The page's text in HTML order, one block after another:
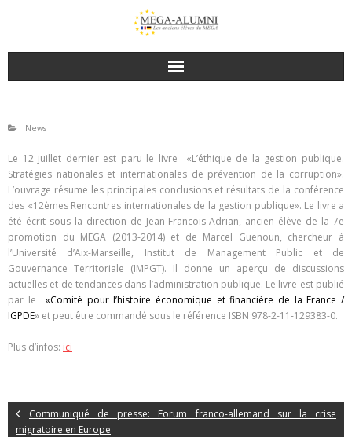
News
Le 12 juillet dernier est paru le livre «L’éthique de la gestion publique.
Stratégies nationales et internationales de prévention de la corruption».
L’ouvrage résume les principales conclusions et résultats de la conférence
des «12èmes Rencontres internationales de la gestion publique». Le livre a
été écrit sous la direction de Jean-Francois Adrian, ancien élève de la 7e
promotion du MEGA (2013-2014) et de Marcel Guenoun, chercheur à
l’Université d’Aix-Marseille, Institut de Management Public et de
Gouvernance Territoriale (IMPGT). Il donne un aperçu de discussions
actuelles et de tendances dans l’administration publique. Le livre est publié
par le «Comité pour l’histoire économique et financière de la France /
IGPDE» et peut être commandé sous le référence ISBN 978-2-11-129383-0.
Plus d’infos: ici
Communiqué de presse: Forum franco-allemand sur la crise
migratoire en Europe